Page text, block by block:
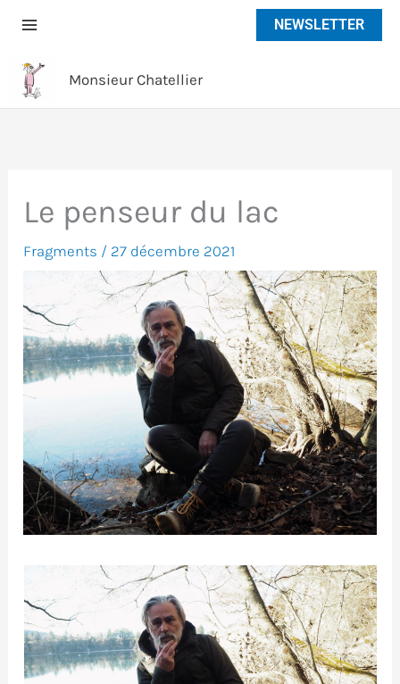
NEWSLETTER
Monsieur Chatellier
Le penseur du lac
Fragments / 27 décembre 2021